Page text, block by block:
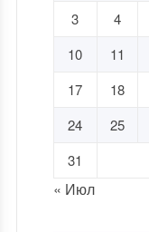
3
4
10
11
17
18
24
25
31
« Июл